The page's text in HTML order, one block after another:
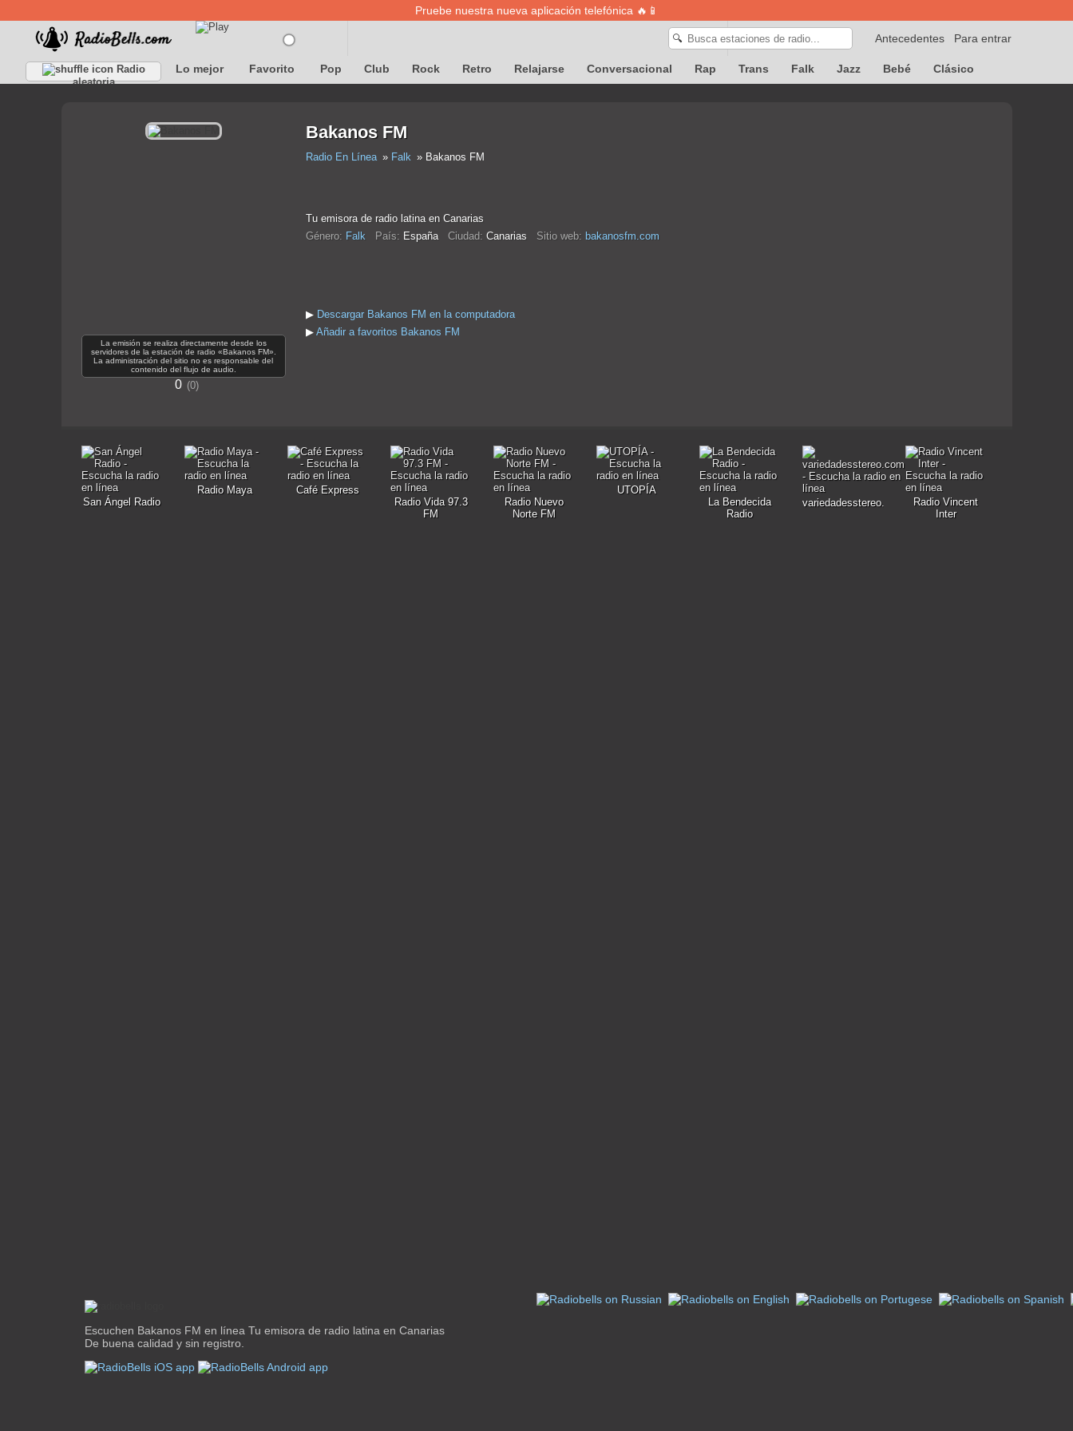
Pruebe nuestra nueva aplicación telefónica 🔥📱
Para entrar
Antecedentes
🔍
Radio
aleatoria
Lo mejor Favorito Pop Club Rock Retro Relajarse Conversacional Rap Trans Falk Jazz Bebé Clásico
La emisión se realiza directamente desde los
servidores de la estación de radio «Bakanos FM».
La administración del sitio no es responsable del
contenido del flujo de audio.
0 0
Bakanos FM
Radio En Línea Falk Bakanos FM
Tu emisora de radio latina en Canarias
Género: Falk País: España Ciudad: Canarias Sitio web: bakanosfm.com
▶ Descargar Bakanos FM en la computadora
▶ Añadir a favoritos Bakanos FM
San Ángel Radio
Radio Maya
Café Express
Radio Vida 97.3
FM
Radio Nuevo
Norte FM
UTOPÍA
La Bendecida
Radio
variedadesstereo.com
Radio Vincent
Inter
Escuchen Bakanos FM en línea Tu emisora de radio latina en Canarias
De buena calidad y sin registro.